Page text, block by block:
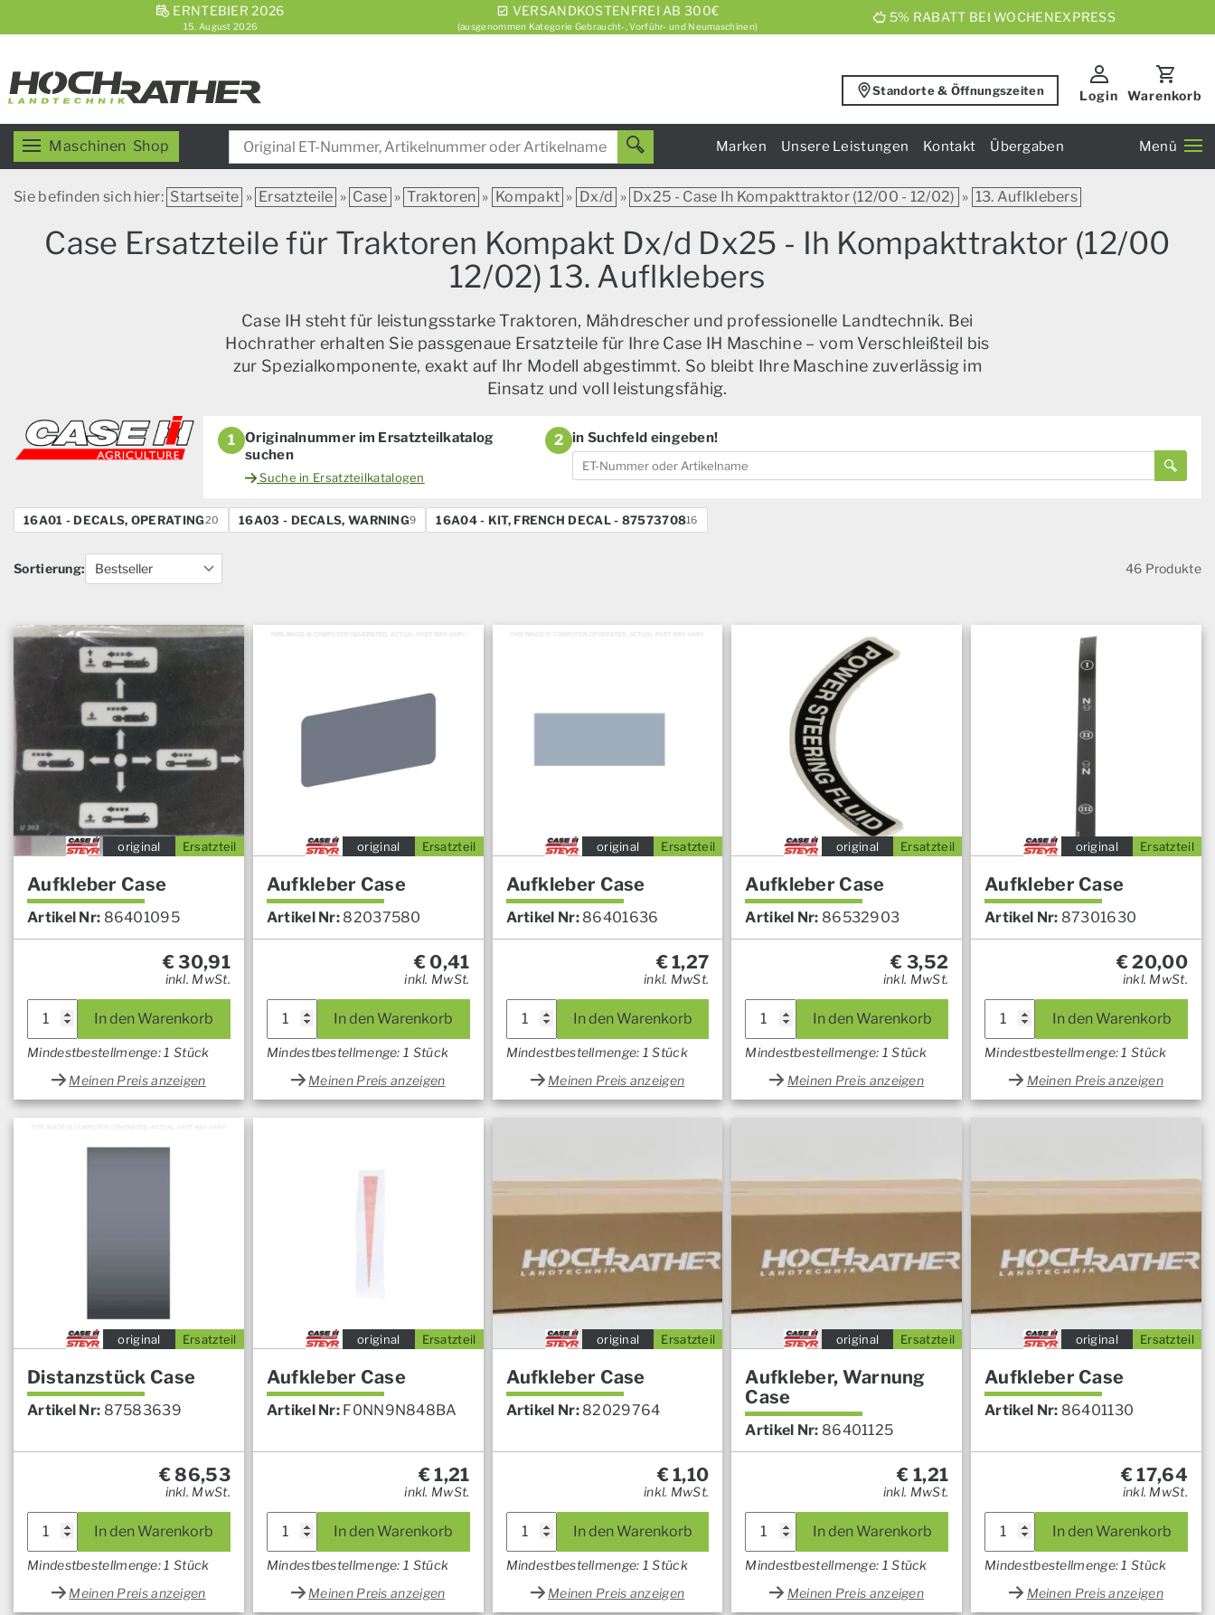
ERNTEBIER 2026
15. August 2026
VERSANDKOSTENFREI AB 300€
(ausgenommen Kategorie Gebraucht-, Vorführ- und Neumaschinen)
5% RABATT BEI WOCHENEXPRESS
Standorte & Öffnungszeiten Login Warenkorb
Maschinen Shop Marken Unsere Leistungen Kontakt Übergaben Menü
Sie befinden sich hier: Startseite » Ersatzteile » Case » Traktoren » Kompakt » Dx/d » Dx25 - Case Ih Kompakttraktor (12/00 - 12/02) » 13. Auflklebers
Case Ersatzteile für Traktoren Kompakt Dx/d Dx25 - Ih Kompakttraktor (12/00
12/02) 13. Auflklebers
Case IH steht für leistungsstarke Traktoren, Mähdrescher und professionelle Landtechnik. Bei
Hochrather erhalten Sie passgenaue Ersatzteile für Ihre Case IH Maschine – vom Verschleißteil bis
zur Spezialkomponente, exakt auf Ihr Modell abgestimmt. So bleibt Ihre Maschine zuverlässig im
Einsatz und voll leistungsfähig.
1
Originalnummer im Ersatzteilkatalog
suchen
Suche in Ersatzteilkatalogen
2 in Suchfeld eingeben!
16A01 - DECALS, OPERATING20 16A03 - DECALS, WARNING9 16A04 - KIT, FRENCH DECAL - 8757370816
Sortierung: 46 Produkte
Ersatzteil
original
Aufkleber Case
Artikel Nr: 86401095
€30,91
inkl. MwSt.
In den Warenkorb
Mindestbestellmenge: 1 Stück
Meinen Preis anzeigen
Ersatzteil
original
Aufkleber Case
Artikel Nr: 82037580
€ 0,41
inkl. MwSt.
In den Warenkorb
Mindestbestellmenge: 1 Stück
Meinen Preis anzeigen
Ersatzteil
original
Aufkleber Case
Artikel Nr: 86401636
€1,27
inkl. MwSt.
In den Warenkorb
Mindestbestellmenge: 1 Stück
Meinen Preis anzeigen
Ersatzteil
original
Aufkleber Case
Artikel Nr: 86532903
€ 3,52
inkl. MwSt.
In den Warenkorb
Mindestbestellmenge: 1 Stück
Meinen Preis anzeigen
Ersatzteil
original
Aufkleber Case
Artikel Nr: 87301630
€20,00
inkl. MwSt.
In den Warenkorb
Mindestbestellmenge: 1 Stück
Meinen Preis anzeigen
Ersatzteil
original
Distanzstück Case
Artikel Nr: 87583639
€86,53
inkl. MwSt.
In den Warenkorb
Mindestbestellmenge: 1 Stück
Meinen Preis anzeigen
Ersatzteil
original
Aufkleber Case
Artikel Nr: F0NN9N848BA
€1,21
inkl. MwSt.
In den Warenkorb
Mindestbestellmenge: 1 Stück
Meinen Preis anzeigen
Ersatzteil
original
Aufkleber Case
Artikel Nr: 82029764
€1,10
inkl. MwSt.
In den Warenkorb
Mindestbestellmenge: 1 Stück
Meinen Preis anzeigen
Ersatzteil
original
Aufkleber, Warnung
Case
Artikel Nr: 86401125
€ 1,21
inkl. MwSt.
In den Warenkorb
Mindestbestellmenge: 1 Stück
Meinen Preis anzeigen
Ersatzteil
original
Aufkleber Case
Artikel Nr: 86401130
€17,64
inkl. MwSt.
In den Warenkorb
Mindestbestellmenge: 1 Stück
Meinen Preis anzeigen